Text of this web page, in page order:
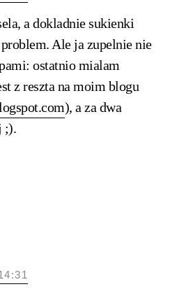
a dokladnie sukienki
Ale ja zupelnie nie
ostatnio mialam
z reszta na moim blogu
), a za dwa
;).